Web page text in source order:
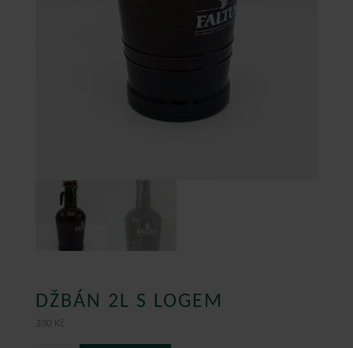
DŽBÁN 2L S LOGEM
330 Kč